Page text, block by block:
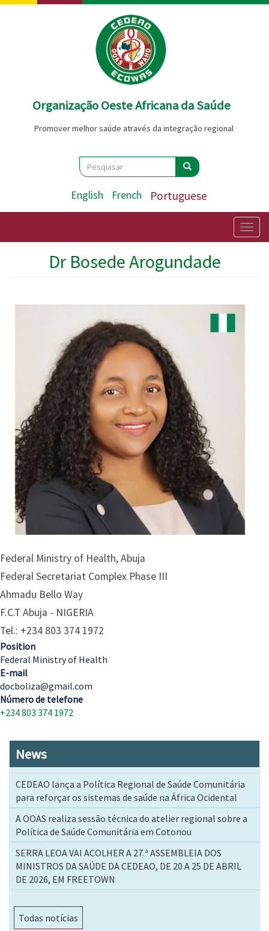
Passar
Organização Oeste Africana da Saúde
Promover melhor saúde através da integração regional
Search
Pesquisar Pesquisar
English French Portuguese
Dr Bosede Arogundade
Federal Ministry of Health, Abuja
Federal Secretariat Complex Phase III
Ahmadu Bello Way
F.C.T Abuja - NIGERIA
Tel.: +234 803 374 1972
Position
Federal Ministry of Health
E-mail
docboliza@gmail.com
Número de telefone
+234 803 374 1972
News
CEDEAO lança a Política Regional de Saúde Comunitária
para reforçar os sistemas de saúde na África Ocidental
A OOAS realiza sessão técnica do atelier regional sobre a
Política de Saúde Comunitária em Cotonou
SERRA LEOA VAI ACOLHER A 27.ª ASSEMBLEIA DOS
MINISTROS DA SAÚDE DA CEDEAO, DE 20 A 25 DE ABRIL
DE 2026, EM FREETOWN
Todas notícias